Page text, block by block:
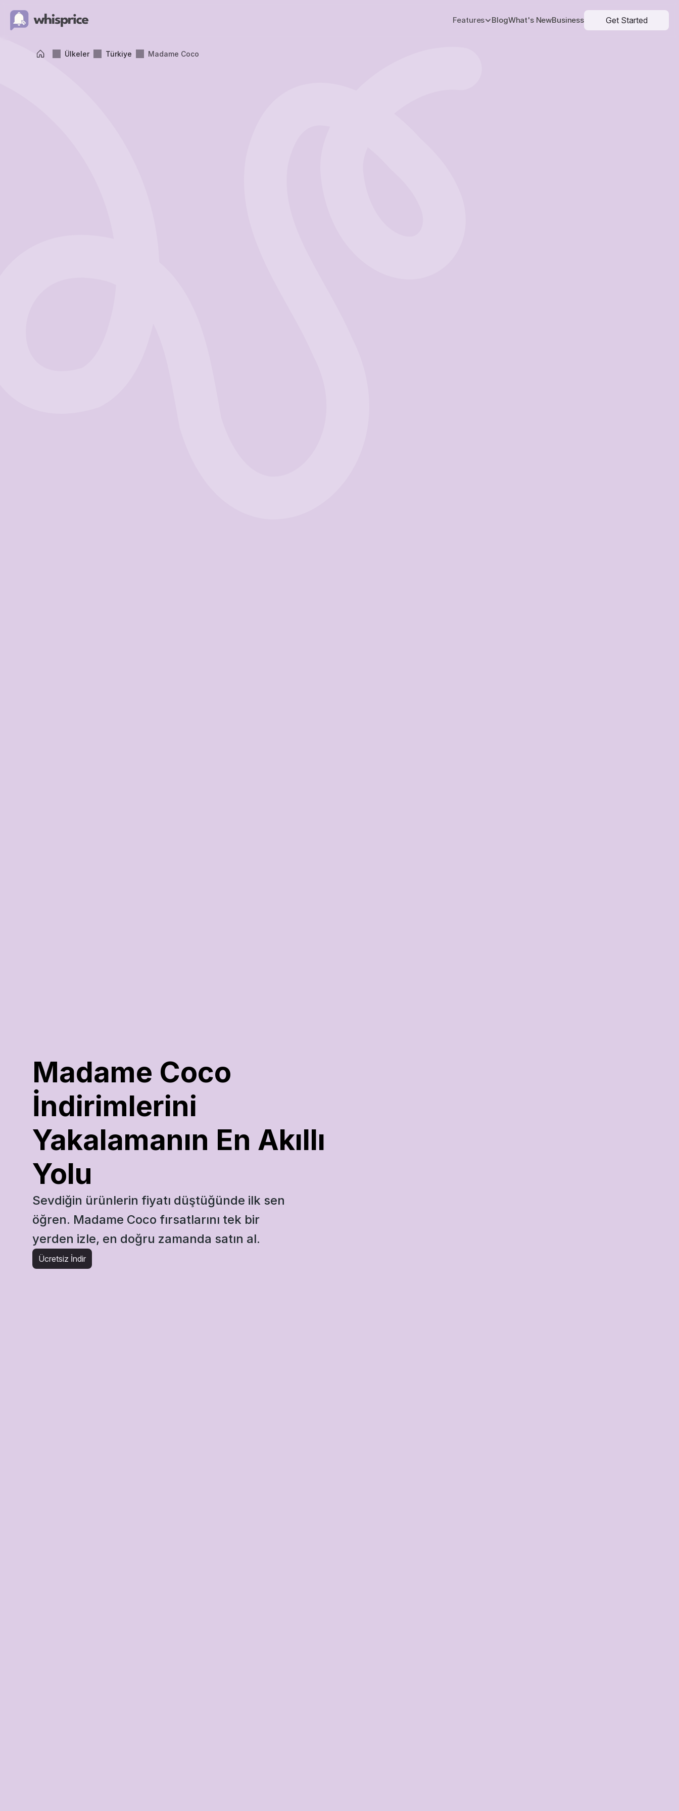
Ülkeler Türkiye Madame Coco
Madame Coco
İndirimlerini
Yakalamanın En Akıllı
Yolu
Sevdiğin ürünlerin fiyatı düştüğünde ilk sen
öğren. Madame Coco fırsatlarını tek bir
yerden izle, en doğru zamanda satın al.
Ücretsiz İndir
Features BlogWhat's NewBusiness Get Started